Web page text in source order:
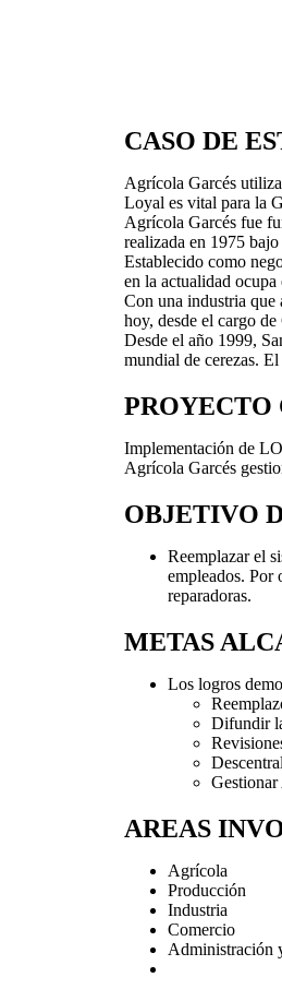
CASO DE
Agrícola Garcés
Loyal es vital para la
Agrícola Garcés fue
realizada en 1975
Establecido como
en la actualidad
Con una industria que
hoy, desde el cargo
Desde el año 1999,
mundial de cerezas.
PROYECTO
Implementación de
Agrícola Garcés
OBJETIVO
Reemplazar el
empleados. Por
reparadoras.
METAS
Los logros
Difundir
AREAS
Agrícola
Producción
Industria
Comercio
Administración